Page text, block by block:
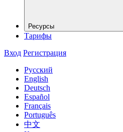
Ресурсы
Тарифы
Вход Регистрация
Русский
English
Deutsch
Español
Français
Português
中文